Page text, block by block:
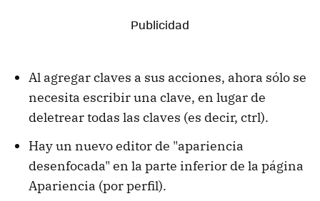
Al agregar claves a sus acciones, ahora sólo se
necesita escribir una clave, en lugar de
deletrear todas las claves (es decir, ctrl).
Hay un nuevo editor de "apariencia
desenfocada" en la parte inferior de la página
Apariencia (por perfil).